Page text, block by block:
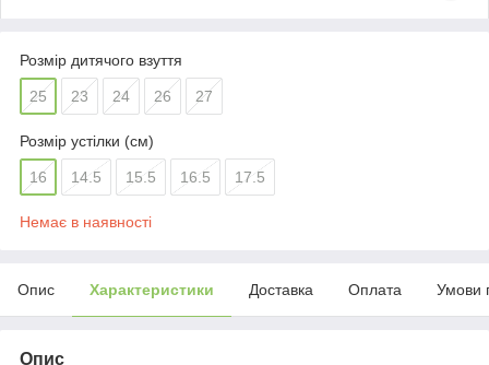
Розмір дитячого взуття
25 23 24 26 27
Розмір устілки (см)
16 14.5 15.5 16.5 17.5
Немає в наявності
Опис Характеристики Доставка Оплата Умови
Опис